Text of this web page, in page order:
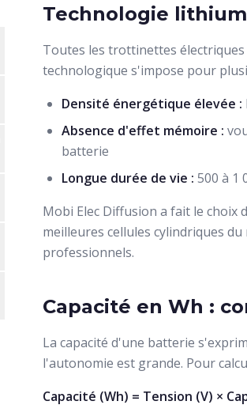
Technologie
Toutes les trottinettes
technologique s'impose pour
Densité énergétique élevée :
Absence d'effet mémoire :
batterie
Longue durée de vie : 500 à 1
Mobi Elec Diffusion a fait le choix
meilleures cellules cylindriques
professionnels.
Capacité en Wh :
La capacité d'une batterie
l'autonomie est grande. Pour
Capacité (Wh) = Tension (V) ×